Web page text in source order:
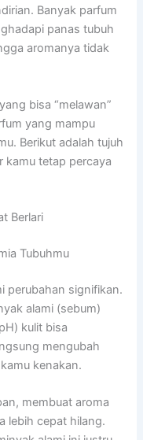
Banyak parfum
panas tubuh
aromanya tidak
bisa “melawan”
yang mampu
Berikut adalah tujuh
kamu tetap percaya
Berlari
Tubuhmu
perubahan signifikan.
alami (sebum)
kulit bisa
mengubah
kenakan.
membuat aroma
lebih cepat hilang.